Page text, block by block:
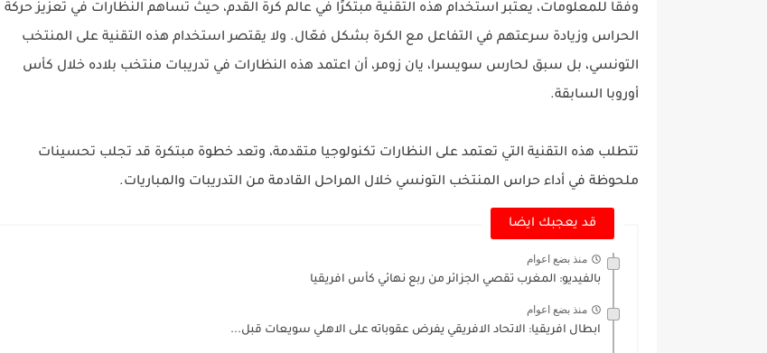
وفقًا للمعلومات، يعتبر استخدام هذه التقنية مبتكرًا في عالم كرة القدم، حيث تساهم النظارات في تعزيز حركة
الحراس وزيادة سرعتهم في التفاعل مع الكرة بشكل فعّال. ولا يقتصر استخدام هذه التقنية على المنتخب
التونسي، بل سبق لحارس سويسرا، يان زومر، أن اعتمد هذه النظارات في تدريبات منتخب بلاده خلال كأس
أوروبا السابقة.
تتطلب هذه التقنية التي تعتمد على النظارات تكنولوجيا متقدمة، وتعد خطوة مبتكرة قد تجلب تحسينات
ملحوظة في أداء حراس المنتخب التونسي خلال المراحل القادمة من التدريبات والمباريات.
قد يعجبك ايضا
منذ بضع اعوام
بالفيديو: المغرب تقصي الجزائر من ربع نهائي كأس افريقيا
منذ بضع اعوام
ابطال افريقيا: الاتحاد الافريقي يفرض عقوباته على الاهلي سويعات قبل...